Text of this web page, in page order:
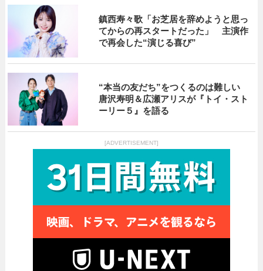
鎮西寿々歌「お芝居を辞めようと思っ
てからの再スタートだった」 主演作
で再会した“演じる喜び”
“本当の友だち”をつくるのは難しい
唐沢寿明＆広瀬アリスが『トイ・スト
ーリー５』を語る
[ADVERTISEMENT]